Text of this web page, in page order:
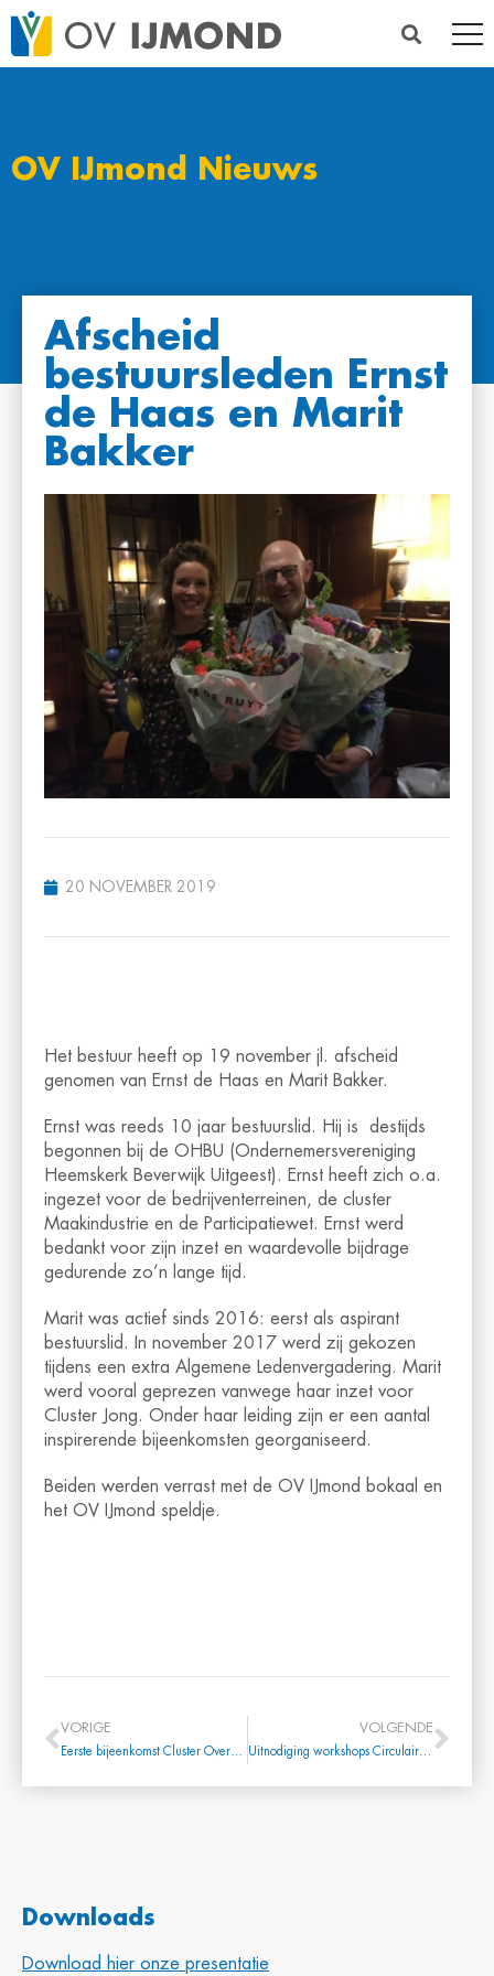
OV IJmond Nieuws
Afscheid
bestuursleden Ernst
de Haas en Marit
Bakker
20 NOVEMBER 2019
Het bestuur heeft op 19 november jl. afscheid
genomen van Ernst de Haas en Marit Bakker.
Ernst was reeds 10 jaar bestuurslid. Hij is destijds
begonnen bij de OHBU (Ondernemersvereniging
Heemskerk Beverwijk Uitgeest). Ernst heeft zich o.a.
ingezet voor de bedrijventerreinen, de cluster
Maakindustrie en de Participatiewet. Ernst werd
bedankt voor zijn inzet en waardevolle bijdrage
gedurende zo’n lange tijd.
Marit was actief sinds 2016: eerst als aspirant
bestuurslid. In november 2017 werd zij gekozen
tijdens een extra Algemene Ledenvergadering. Marit
werd vooral geprezen vanwege haar inzet voor
Cluster Jong. Onder haar leiding zijn er een aantal
inspirerende bijeenkomsten georganiseerd.
Beiden werden verrast met de OV IJmond bokaal en
het OV IJmond speldje.
VORIGE
Eerste bijeenkomst Cluster Overheid en semi publieke diensten
VOLGENDE
Uitnodiging workshops Circulair ondernemen
Downloads
Download hier onze presentatie